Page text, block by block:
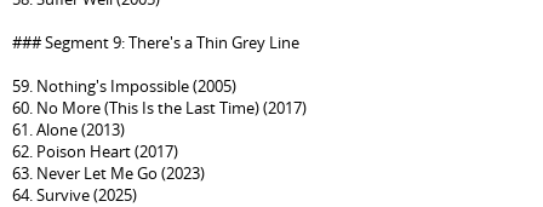
### Segment 9: There's a Thin Grey Line
59. Nothing's Impossible (2005)
60. No More (This Is the Last Time) (2017)
61. Alone (2013)
62. Poison Heart (2017)
63. Never Let Me Go (2023)
64. Survive (2025)